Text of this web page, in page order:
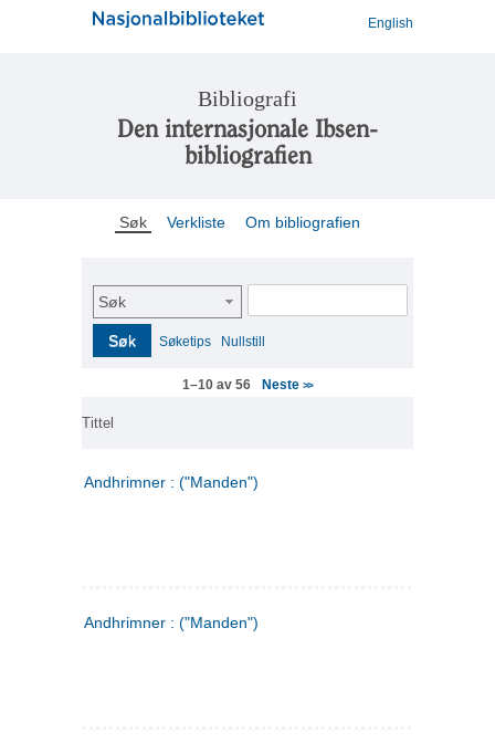
English
Bibliografi
Den internasjonale Ibsen-
bibliografien
Søk Verkliste Om bibliografien
Søk
Søk Søketips Nullstill
1–10 av 56 Neste>>
Tittel
Andhrimner : ("Manden")
Andhrimner : ("Manden")